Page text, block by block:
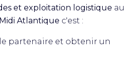
et exploitation logistique au
Atlantique c'est :
partenaire et obtenir un